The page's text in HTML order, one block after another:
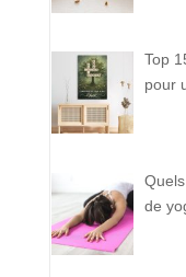
Top
pour
de